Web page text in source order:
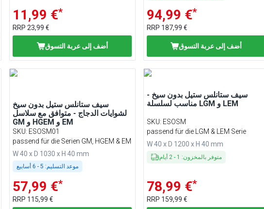
11,99 €*
RRP23,99 €
أضف إلى عربة التسوق
94,99 €*
RRP 187,99 €
أضف إلى عربة التسوق
سيف ستانلس ستيل بدون سيخ
لشوايات الدجاج - متوافق مع سلاسل
GM و HGEM و EM
SKU: ESOSM01
passend für die Serien GM, HGEM & EM
W 40 x D 1030 x H 40 mm
موعد التسليم:
57,99 €*
RRP 115,99 €
سيف ستانلس ستيل بدون سيخ -
مناسب لسلسلة LGM و LEM
SKU: ESOSM
passend für die LGM & LEM Serie
W 40 x D 1200 x H 40 mm
متوفر بالمخزون:
1
-
2 أيام
78,99 €*
RRP 159,99 €